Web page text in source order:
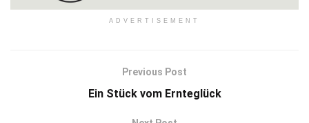
ADVERTISEMENT
Previous Post
Ein Stück vom Ernteglück